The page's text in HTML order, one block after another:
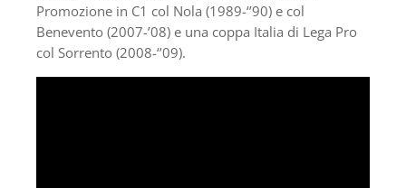
Promozione in C1 col Nola (1989-‘’90) e col
Benevento (2007-’08) e una coppa Italia di Lega Pro
col Sorrento (2008-‘’09).